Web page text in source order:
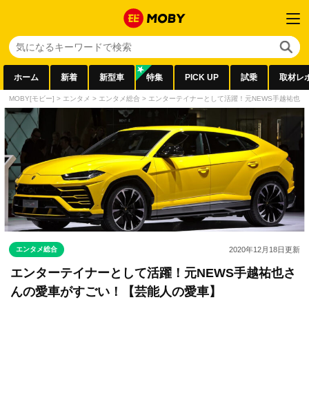
ホーム 新着 新型車 特集 PICK UP 試乗 取材レ
MOBY[モビー] > エンタメ > エンタメ総合 > エンターテイナーとして活躍！元NEWS手越祐也
エンタメ総合 2020年12月18日更新
エンターテイナーとして活躍！元NEWS手越祐也さ
んの愛車がすごい！【芸能人の愛車】